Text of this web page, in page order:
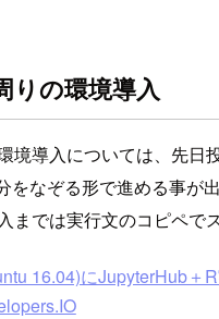
の環境導入
境導入については、先日
をなぞる形で進める事が
までは実行文のコピペでス
16.04)にJupyterHub＋